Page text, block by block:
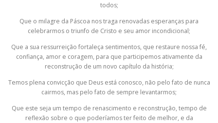
todos;
Que o milagre da Páscoa nos traga renovadas esperanças para
celebrarmos o triunfo de Cristo e seu amor incondicional;
Que a sua ressurreição fortaleça sentimentos, que restaure nossa fé,
confiança, amor e coragem, para que participemos ativamente da
reconstrução de um novo capítulo da história;
Temos plena convicção que Deus está conosco, não pelo fato de nunca
cairmos, mas pelo fato de sempre levantarmos;
Que este seja um tempo de renascimento e reconstrução, tempo de
reflexão sobre o que poderíamos ter feito de melhor, e da